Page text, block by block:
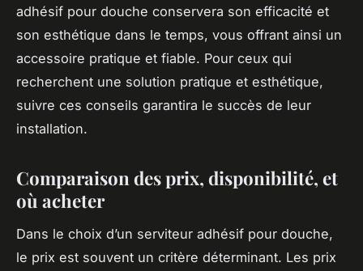
adhésif pour douche conservera son efficacité et
son esthétique dans le temps, vous offrant ainsi un
accessoire pratique et fiable. Pour ceux qui
recherchent une solution pratique et esthétique,
suivre ces conseils garantira le succès de leur
installation.
Comparaison des prix, disponibilité, et
où acheter
Dans le choix d’un serviteur adhésif pour douche,
le prix est souvent un critère déterminant. Les prix